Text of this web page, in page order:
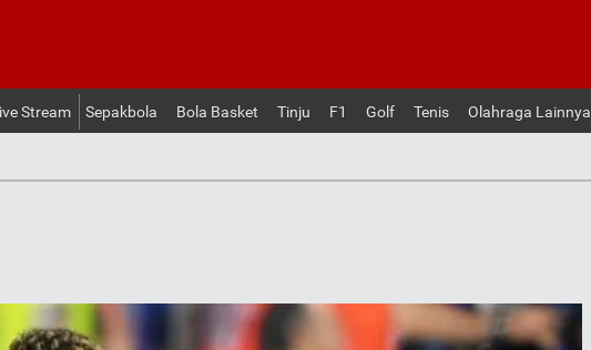
Stream Sepakbola Bola Basket Tinju F1 Golf Tenis Olahraga Lainnya